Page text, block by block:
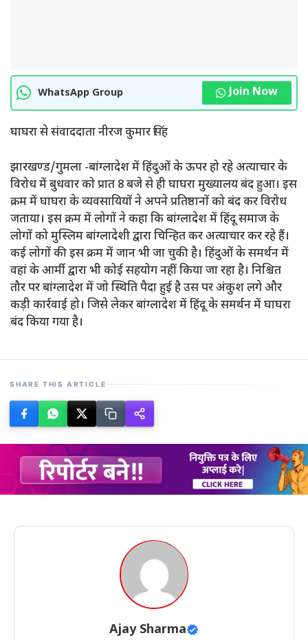
WhatsApp Group Join Now
घाघरा से संवाददाता नीरज कुमार सिंह
झारखण्ड/गुमला -बांग्लादेश में हिंदुओं के ऊपर हो रहे अत्याचार के
विरोध में बुधवार को प्रात 8 बजे से ही घाघरा मुख्यालय बंद हुआ। इस
क्रम में घाघरा के व्यवसायियों ने अपने प्रतिष्ठानों को बंद कर विरोध
जताया। इस क्रम में लोगों ने कहा कि बांग्लादेश में हिंदू समाज के
लोगों को मुस्लिम बांग्लादेशी द्वारा चिन्हित कर अत्याचार कर रहे हैं।
कई लोगों की इस क्रम में जान भी जा चुकी है। हिंदुओं के समर्थन में
वहां के आर्मी द्वारा भी कोई सहयोग नहीं किया जा रहा है। निश्चित
तौर पर बांग्लादेश में जो स्थिति पैदा हुई है उस पर अंकुश लगे और
कड़ी कार्रवाई हो। जिसे लेकर बांग्लादेश में हिंदू के समर्थन में घाघरा
बंद किया गया है।
SHARE THIS ARTICLE
Ajay Sharma